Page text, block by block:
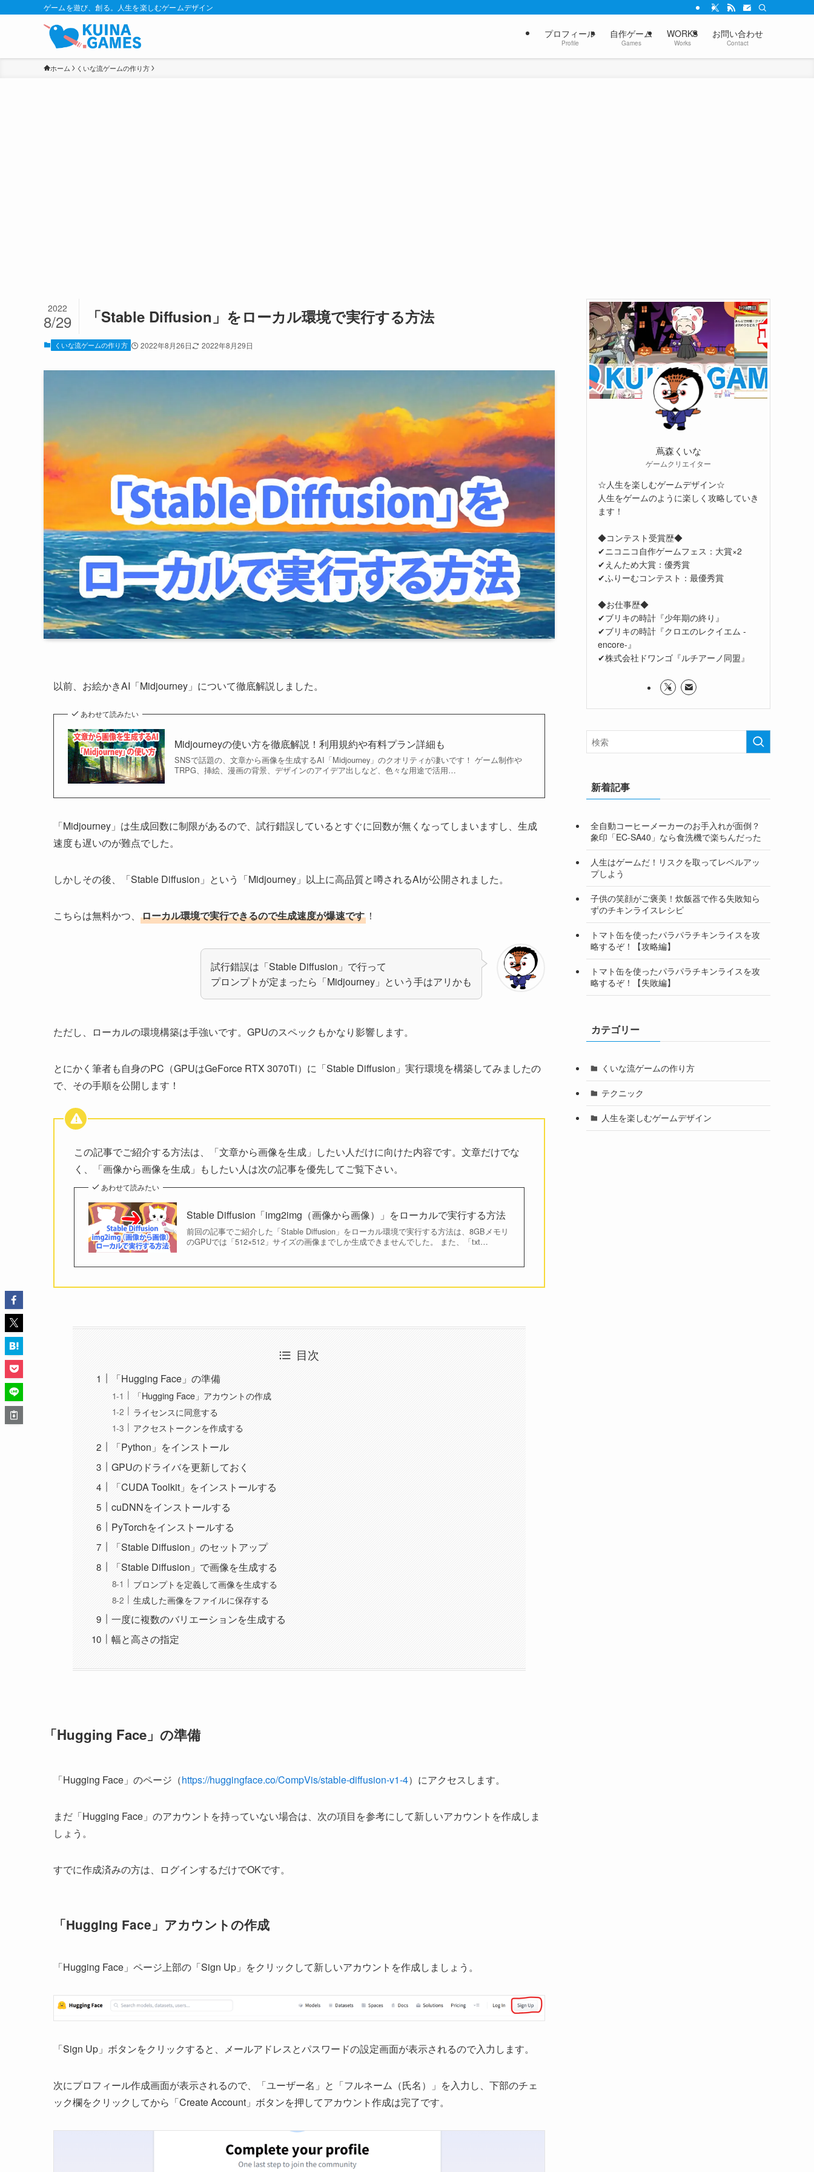
ゲームを遊び、創る。人生を楽しむゲームデザイン
プロフィール
Profile
自作ゲーム
Games
WORKS
Works
お問い合わせ
Contact
ホーム くいな流ゲームの作り方
「Stable Diffusion」をローカル環境で実行する方法
2022
8/29
くいな流ゲームの作り方 2022年8月26日 2022年8月29日
以前、お絵かきAI「Midjourney」について徹底解説しました。
あわせて読みたい
Midjourneyの使い方を徹底解説！利用規約や有料プラン詳細も
SNSで話題の、文章から画像を生成するAI「Midjourney」のクオリティが凄いです！ ゲーム制作や
TRPG、挿絵、漫画の背景、デザインのアイデア出しなど、色々な用途で活用…
「Midjourney」は生成回数に制限があるので、試行錯誤しているとすぐに回数が無くなってしまいますし、生成
速度も遅いのが難点でした。
しかしその後、「Stable Diffusion」という「Midjourney」以上に高品質と噂されるAIが公開されました。
こちらは無料かつ、 ローカル環境で実行できるので生成速度が爆速です ！
試行錯誤は「Stable Diffusion」で行って
プロンプトが定まったら「Midjourney」という手はアリかも
ただし、ローカルの環境構築は手強いです。GPUのスペックもかなり影響します。
とにかく筆者も自身のPC（GPUはGeForce RTX 3070Ti）に「Stable Diffusion」実行環境を構築してみましたの
で、その手順を公開します！
この記事でご紹介する方法は、「文章から画像を生成」したい人だけに向けた内容です。文章だけでな
く、「画像から画像を生成」もしたい人は次の記事を優先してご覧下さい。
あわせて読みたい
Stable Diffusion「img2img（画像から画像）」をローカルで実行する方法
前回の記事でご紹介した「Stable Diffusion」をローカル環境で実行する方法は、8GBメモリ
のGPUでは「512×512」サイズの画像までしか生成できませんでした。 また、「txt…
目次
「Hugging Face」の準備
「Hugging Face」アカウントの作成
ライセンスに同意する
アクセストークンを作成する
「Python」をインストール
GPUのドライバを更新しておく
「CUDA Toolkit」をインストールする
cuDNNをインストールする
PyTorchをインストールする
「Stable Diffusion」のセットアップ
「Stable Diffusion」で画像を生成する
プロンプトを定義して画像を生成する
生成した画像をファイルに保存する
一度に複数のバリエーションを生成する
幅と高さの指定
「Hugging Face」の準備
「Hugging Face」のページ（https://huggingface.co/CompVis/stable-diffusion-v1-4）にアクセスします。
まだ「Hugging Face」のアカウントを持っていない場合は、次の項目を参考にして新しいアカウントを作成しま
しょう。
すでに作成済みの方は、ログインするだけでOKです。
「Hugging Face」アカウントの作成
「Hugging Face」ページ上部の「Sign Up」をクリックして新しいアカウントを作成しましょう。
「Sign Up」ボタンをクリックすると、メールアドレスとパスワードの設定画面が表示されるので入力します。
次にプロフィール作成画面が表示されるので、「ユーザー名」と「フルネーム（氏名）」を入力し、下部のチェ
ック欄をクリックしてから「Create Account」ボタンを押してアカウント作成は完了です。
蔦森くいな
ゲームクリエイター
☆人生を楽しむゲームデザイン☆
人生をゲームのように楽しく攻略していき
ます！
◆コンテスト受賞歴◆
✔ニコニコ自作ゲームフェス：大賞×2
✔えんため大賞：優秀賞
✔ふりーむコンテスト：最優秀賞
◆お仕事歴◆
✔ブリキの時計『少年期の終り』
✔ブリキの時計『クロエのレクイエム -
encore-』
✔株式会社ドワンゴ『ルチアーノ同盟』
新着記事
全自動コーヒーメーカーのお手入れが面倒？
象印「EC-SA40」なら食洗機で楽ちんだった
人生はゲームだ！リスクを取ってレベルアッ
プしよう
子供の笑顔がご褒美！炊飯器で作る失敗知ら
ずのチキンライスレシピ
トマト缶を使ったパラパラチキンライスを攻
略するぞ！【攻略編】
トマト缶を使ったパラパラチキンライスを攻
略するぞ！【失敗編】
カテゴリー
くいな流ゲームの作り方
テクニック
人生を楽しむゲームデザイン